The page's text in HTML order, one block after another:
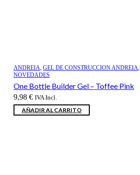
ANDREIA, GEL DE CONSTRUCCION ANDREIA,
NOVEDADES
One Bottle Builder Gel – Toffee Pink
9,98 € IVA Incl.
AÑADIR AL CARRITO